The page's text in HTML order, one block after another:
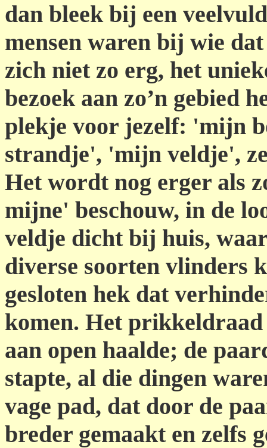
dan bleek bij een
mensen waren bij wie
zich niet zo erg, het
bezoek aan zo’n gebied
plekje voor jezelf: 'mijn
strandje', 'mijn veldje',
Het wordt nog erger als
mijne' beschouw, in de
veldje dicht bij huis,
diverse soorten vlinders
gesloten hek dat
komen. Het
aan open haalde; de
stapte, al die dingen
vage pad, dat door de
breder gemaakt en zelfs